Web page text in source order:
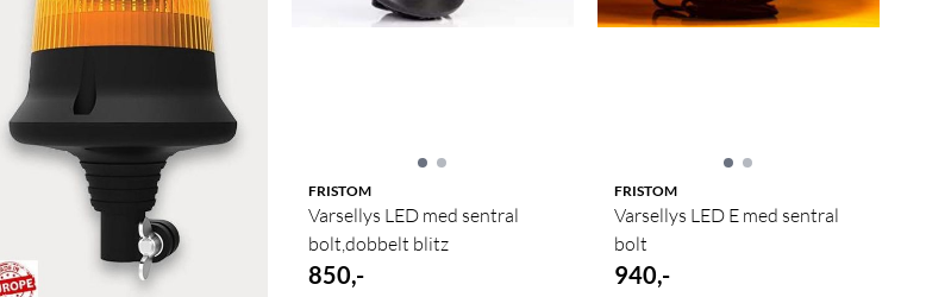
FRISTOM
Varsellys LED med sentral
bolt,dobbelt blitz
850,-
FRISTOM
Varsellys LED E med sentral
bolt
940,-